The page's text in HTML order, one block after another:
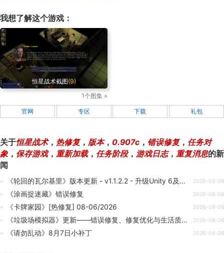
我想了解这个游戏：
恒星战术截图(9)
1个图集 »
官网 专区 下载 礼包
关于恒星战术， 热修复， 版本， 0.907c ， 错误修复， 任务对
象， 保存游戏， 重新加载， 任务阶段， 游戏日志， 重复消息的新
闻
《轮回的瓦尔基里》版本更新 - v1.1.2.2 - 升级Unity 6及多项修复 2026-08-08
《涂画捉迷藏》错误修复 2026-08-08
《卡牌家园》[热修复] 08-06/2026 2026-08-08
《垃圾场模拟器》更新——错误修复、修复优化与生活质量提升 2026-08-08
《请勿乱动》8月7日小补丁 2026-08-08